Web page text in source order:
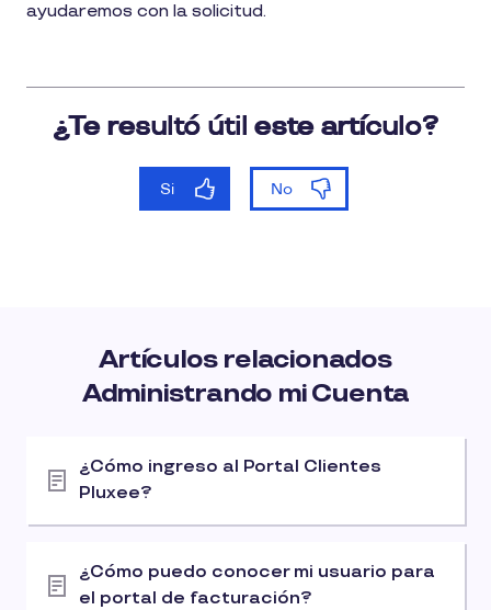
ayudaremos con la solicitud.
Artículos relacionados
Administrando mi Cuenta
¿Cómo ingreso al Portal Clientes
Pluxee?
¿Cómo puedo conocer mi usuario para
el portal de facturación?